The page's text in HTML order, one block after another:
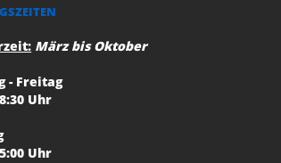
März bis Oktober
- Freitag
Uhr
Uhr